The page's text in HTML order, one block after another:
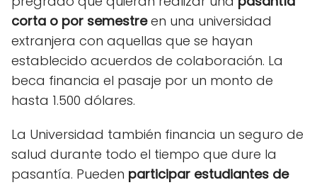
corta o por semestreen una universidad
extranjera con aquellas que se hayan
establecido acuerdos de colaboración. La
beca financia el pasaje por un monto de
hasta 1.500 dólares.
La Universidad también financia un seguro de
salud durante todo el tiempo que dure la
pasantía. Pueden participar estudiantes de